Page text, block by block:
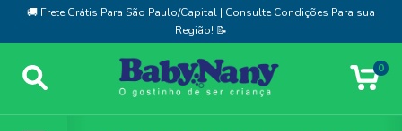
🚚 Frete Grátis Para São Paulo/Capital | Consulte Condições Para sua
Região! 📝
0